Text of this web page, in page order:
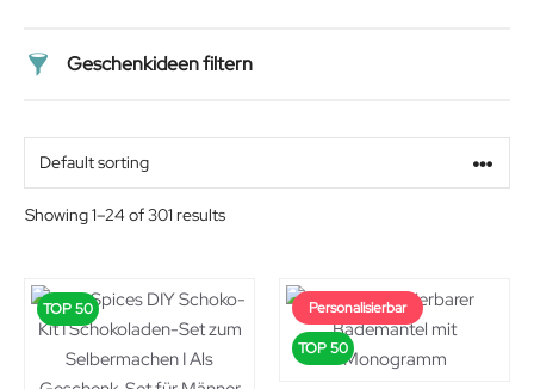
Geschenkideen filtern
Beziehung
Showing 1–24 of 301 results
TOP 50 Personalisierbar
TOP 50